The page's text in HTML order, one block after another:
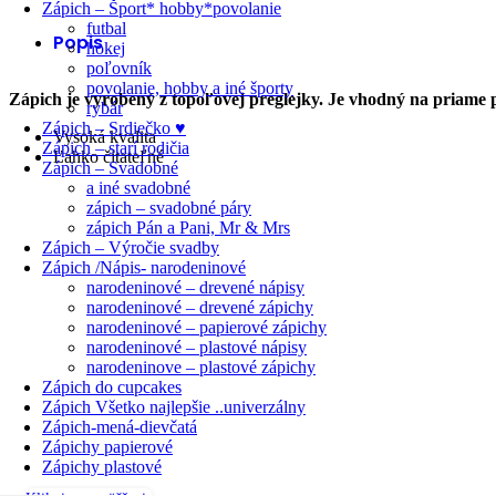
Zápich – Šport* hobby*povolanie
futbal
hokej
poľovník
povolanie, hobby a iné športy
rybár
Zápich – Srdiečko ♥
Zápich – starí rodičia
Zápich – Svadobné
a iné svadobné
zápich – svadobné páry
zápich Pán a Pani, Mr & Mrs
Zápich – Výročie svadby
Zápich /Nápis- narodeninové
narodeninové – drevené nápisy
narodeninové – drevené zápichy
narodeninové – papierové zápichy
narodeninové – plastové nápisy
narodeninove – plastové zápichy
Zápich do cupcakes
Zápich Všetko najlepšie ..univerzálny
Zápich-mená-dievčatá
Zápichy papierové
Zápichy plastové
Popis
Zápich je vyrobený z topoľovej preglejky. Je vhodný na
Vysoká kvalita
Ľahko čitateľné